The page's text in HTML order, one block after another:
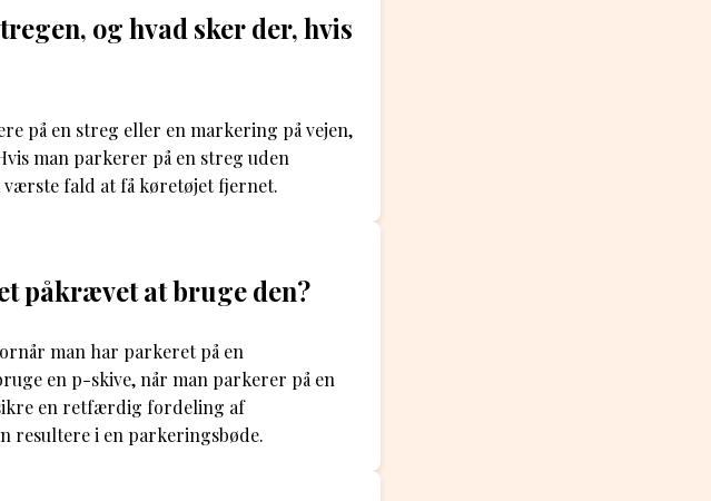
og hvad sker der, hvis
på en streg eller en markering på vejen,
man parkerer på en streg uden
fald at få køretøjet fjernet.
påkrævet at bruge den?
man har parkeret på en
en p-skive, når man parkerer på en
en retfærdig fordeling af
resultere i en parkeringsbøde.